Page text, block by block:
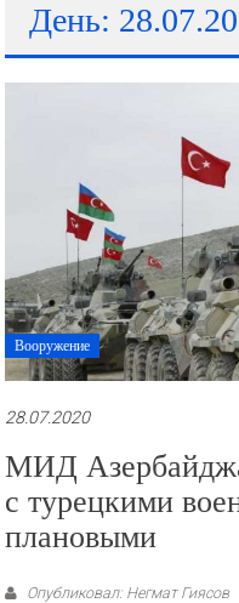
фильмы,
музыкальные
презентации.
День:
Вооружение
28.07.2020
МИД
с турецкими
плановыми
Опубликовал: Негмат Гиясов